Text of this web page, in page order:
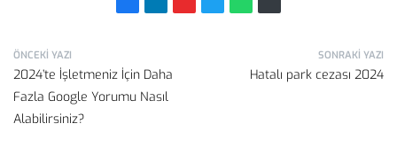
ÖNCEKI YAZI
2024’te İşletmeniz İçin Daha
Fazla Google Yorumu Nasıl
Alabilirsiniz?
SONRAKI YAZI
Hatalı park cezası 2024